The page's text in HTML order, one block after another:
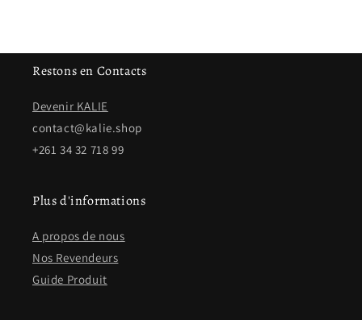
Restons en Contacts
Devenir KALIE
contact@kalie.shop
+261 34 32 718 99
Plus d'informations
A propos de nous
Nos Revendeurs
Guide Produit